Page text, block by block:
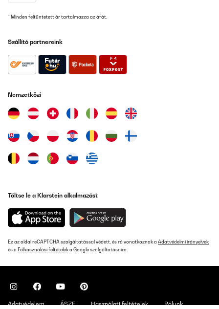
* Minden feltüntetett ár tartalmazza az áfát.
Szállító partnereink
Nemzetközi
Töltse le a Klarstein alkalmazást
Ez az oldal reCAPTCHA szolgáltatással védett, és rá vonatkoznak a Adatvédelmi irányelvek
és a Felhasználási feltételeka Google szolgáltatásaira.
Adatvédelem ÁSZF Használati feltételek Rólunk